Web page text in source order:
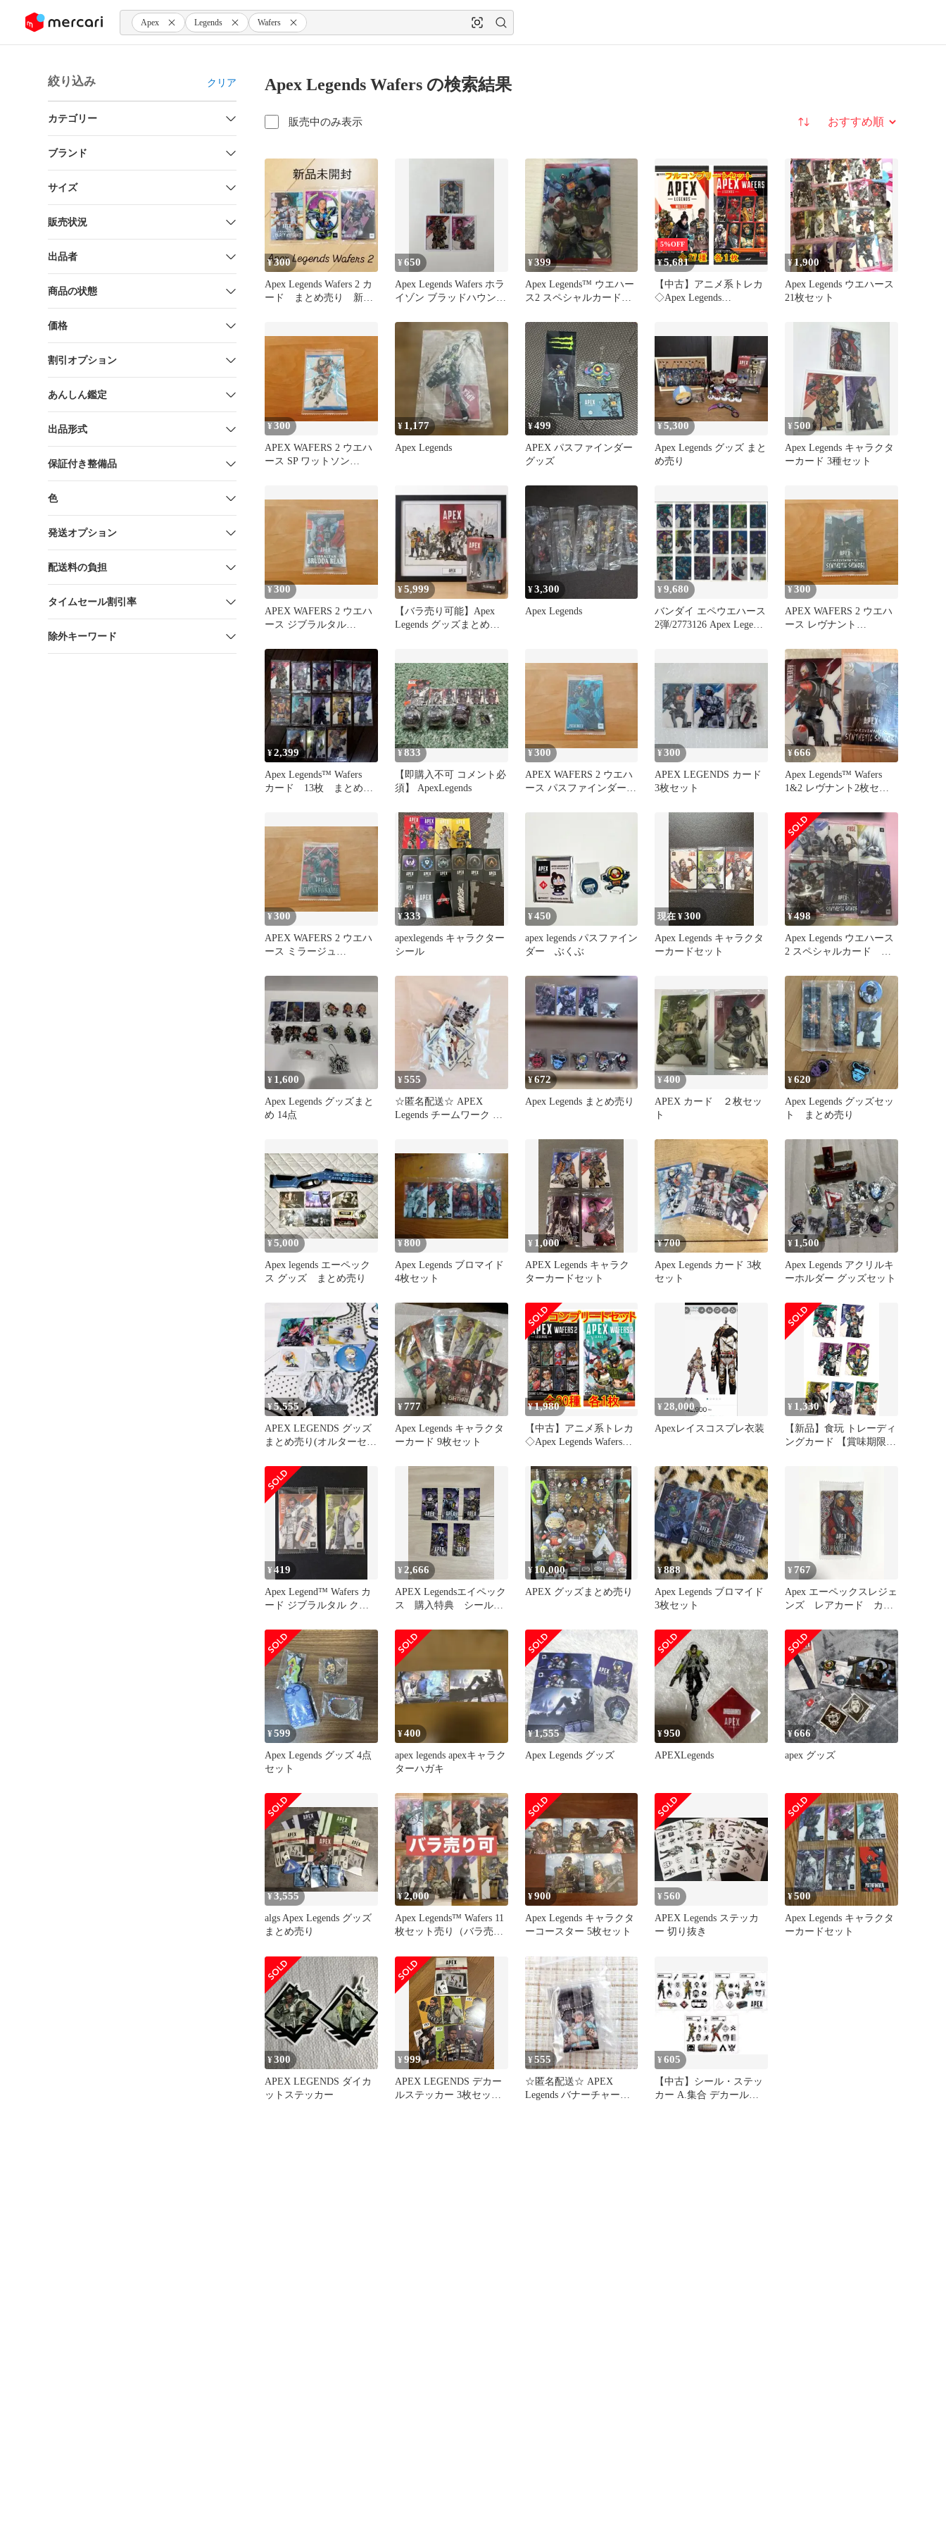
ツにスキップ Apex Legends Wafers
絞り込み クリア
カテゴリー
ブランド
サイズ
販売状況
出品者
商品の状態
価格
割引オプション
あんしん鑑定
出品形式
保証付き整備品
色
発送オプション
配送料の負担
タイムセール割引率
除外キーワード
Apex Legends Wafers の検索結果
販売中のみ表示 並び替え
¥300
Apex Legends Wafers 2 カ
ード まとめ売り 新品
¥650
Apex Legends Wafers ホラ
イゾン ブラッドハウンド
¥399
Apex Legends™ ウエハー
ス2 スペシャルカード
5%OFF
¥5,681
【中古】アニメ系トレカ
◇Apex Legends
¥1,900
Apex Legends ウエハース
21枚セット
¥300
APEX WAFERS 2 ウエハ
ース SP ワットソン
¥ 1,177
Apex Legends
¥499
APEX パスファインダー
グッズ
¥5,300
Apex Legends グッズ まと
め売り
¥500
Apex Legends キャラクタ
ーカード 3種セット
¥300
APEX WAFERS 2 ウエハ
ース ジブラルタル
¥5,999
【バラ売り可能】Apex
Legends グッズまとめ売
¥3,300
Apex Legends
¥9,680
バンダイ エペウエハース
2弾/2773126 Apex Legends
¥300
APEX WAFERS 2 ウエハ
ース レヴナント
¥2,399
Apex Legends™ Wafers
カード 13枚 まとめ売
¥833
【即購入不可 コメント必
須】 ApexLegends
¥300
APEX WAFERS 2 ウエハ
ース パスファインダー
¥300
APEX LEGENDS カード
3枚セット
¥666
Apex Legends™ Wafers
1&2 レヴナント2枚セッ
¥300
APEX WAFERS 2 ウエハ
ース ミラージュ
¥333
apexlegends キャラクター
シール
¥450
apex legends パスファイン
ダー ぶくぶ
現在 ¥300
Apex Legends キャラクタ
ーカードセット
¥498
Apex Legends ウエハース
2 スペシャルカード
¥ 1,600
Apex Legends グッズまと
め 14点
¥555
☆匿名配送☆ APEX
Legends チームワーク バ
¥672
Apex Legends まとめ売り
¥400
APEX カード ２枚セッ
ト
¥620
Apex Legends グッズセッ
ト まとめ売り
¥5,000
Apex legends エーペック
ス グッズ まとめ売り
¥800
Apex Legends ブロマイド
4枚セット
¥ 1,000
APEX Legends キャラク
ターカードセット
¥700
Apex Legends カード 3枚
セット
¥ 1,500
Apex Legends アクリルキ
ーホルダー グッズセット
¥5,555
APEX LEGENDS グッズ
まとめ売り(オルターセッ
¥777
Apex Legends キャラクタ
ーカード 9枚セット
¥1,980
【中古】アニメ系トレカ
◇Apex Legends Wafers
ートセット
¥ 28,000
Apexレイスコスプレ衣装
¥ 1,330
【新品】食玩 トレーディ
ングカード 【賞味期限切
¥419
Apex Legend™ Wafers カ
ード ジブラルタル クリ
¥ 2,666
APEX Legendsエイペック
ス 購入特典 シール
¥ 10,000
APEX グッズまとめ売り
¥888
Apex Legends ブロマイド
3枚セット
¥ 767
Apex エーペックスレジェ
ンズ レアカード カー
¥599
Apex Legends グッズ 4点
セット
¥400
apex legends apexキャラク
ターハガキ
¥1,555
Apex Legends グッズ
¥950
APEXLegends
¥666
apex グッズ
¥3,555
algs Apex Legends グッズ
まとめ売り
¥2,000
Apex Legends™ Wafers 11
枚セット売り（バラ売り
¥900
Apex Legends キャラクタ
ーコースター 5枚セット
¥560
APEX Legends ステッカ
ー 切り抜き
¥500
Apex Legends キャラクタ
ーカードセット
¥300
APEX LEGENDS ダイカ
ットステッカー
¥999
APEX LEGENDS デカー
ルステッカー 3枚セット
¥555
☆匿名配送☆ APEX
Legends バナーチャーム
¥605
【中古】シール・ステッ
カー A.集合 デカールス